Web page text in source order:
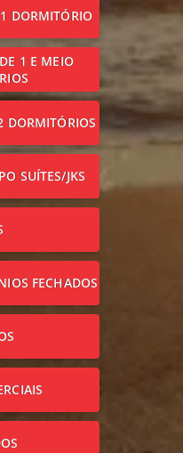
DORMITÓRIO
1 E MEIO
DORMITÓRIOS
SUÍTES/JKS
FECHADOS